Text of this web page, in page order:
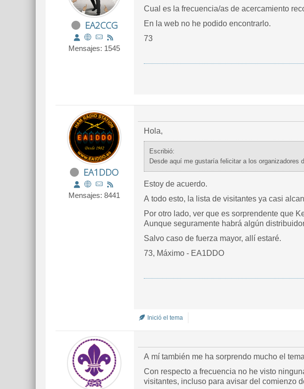
EA2CCG
Mensajes: 1545
Cual es la frecuencia/as de acercamiento
En la web no he podido encontrarlo.
73
EA1DDO
Mensajes: 8441
Hola,
Escribió:
Desde aquí me gustaría felicitar a los organizadores
Estoy de acuerdo.
A todo esto, la lista de visitantes ya casi
Por otro lado, ver que es sorprendente que
Aunque seguramente habrá algún
Salvo caso de fuerza mayor, allí estaré.
73, Máximo - EA1DDO
Inició el tema
A mí también me ha sorprendo mucho el
Con respecto a frecuencia no he visto
visitantes, incluso para avisar del comienzo